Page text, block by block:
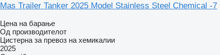
Mas Trailer Tanker 2025 Model Stainless Steel Chemical -7
Цена на барање
Од производителот
Цистерна за превоз на хемикалии
2025